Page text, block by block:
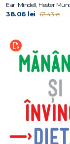
Earl Mindell, Hester
38.06 lei 63.43 lei